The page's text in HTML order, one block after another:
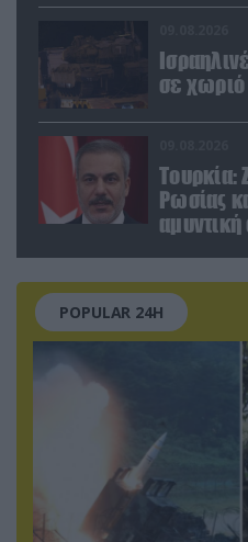
σε χωριό
Τουρκία:
Ρωσίας
POPULAR 24H